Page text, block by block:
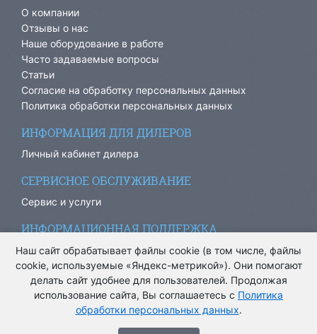
О компании
Отзывы о нас
Наше оборудование в работе
Часто задаваемые вопросы
Статьи
Согласие на обработку персональных данных
Политика обработки персональных данных
ИНФОРМАЦИЯ ДЛЯ ДИЛЕРОВ
Личный кабинет дилера
СЕРВИСНОЕ ОБСЛУЖИВАНИЕ
Сервис и услуги
ИНФОРМАЦИОННАЯ ПОДДЕРЖКА
info@ariacom.ru
® Все права защищены. 2013-2026. Информация на сайте
носит информационный характер и не является публичной
Наш сайт обрабатывает файлы cookie (в том числе, файлы
cookie, используемые «Яндекс-метрикой»). Они помогают
делать сайт удобнее для пользователей. Продолжая
использование сайта, Вы соглашаетесь с Политика
обработки персональных данных.